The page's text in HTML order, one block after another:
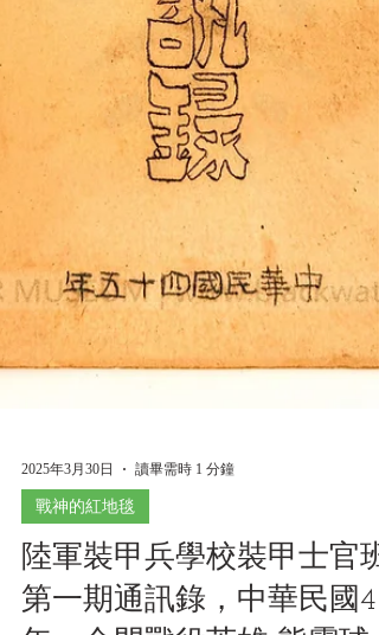
2025年3月30日 讀畢需時 1 分鐘